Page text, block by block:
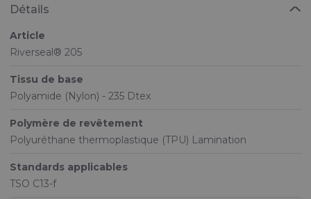
Détails
Article
Riverseal® 205
Tissu de base
Polyamide (Nylon) - 235 Dtex
Polymère de revêtement
Polyuréthane thermoplastique (TPU) Lamination
Standards applicables
TSO C13-f